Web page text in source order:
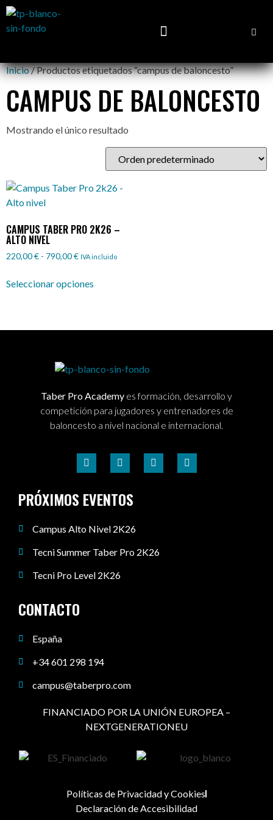
Inicio/ Productos etiquetados “campus de baloncesto”
CAMPUS DE BALONCESTO
Mostrando el único resultado
CAMPUS TABER PRO 2K26 –
ALTO NIVEL
220,00€ - 790,00€ IVA incluido
Seleccionar opciones
Taber Pro Academy es formación, desarrollo y
competición para jugadores y entrenadores de
baloncesto a nivel nacional e internacional.
PRÓXIMOS EVENTOS
Campus Alto Nivel 2K26
Tecni Summer Taber Pro 2K26
Tecni Pro Level 2K26
CONTACTO
España
+34 601 298 194
campus@taberpro.com
FINANCIADO POR LA UNIÓN EUROPEA –
NEXTGENERATIONEU
Políticas de Privacidad y Cookies
Declaración de Accesibilidad